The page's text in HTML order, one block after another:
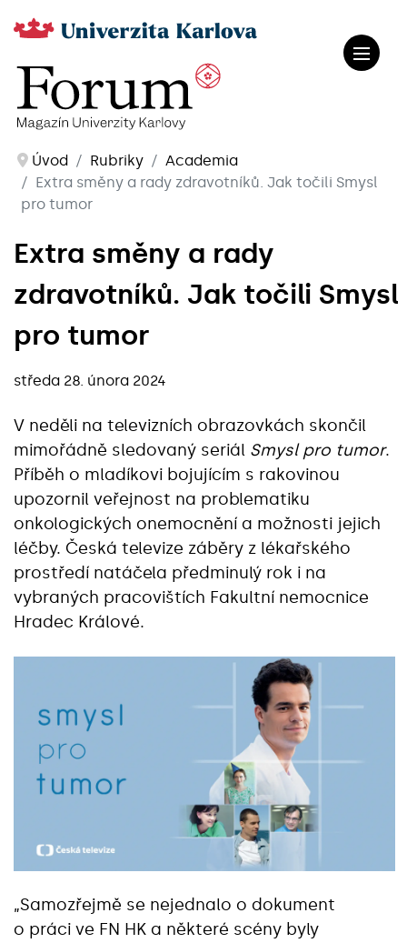
Úvod Rubriky
Academia
Extra směny a rady zdravotníků. Jak točili Smysl
pro tumor
Extra směny a rady
zdravotníků. Jak točili Smysl
pro tumor
středa 28. února 2024
V neděli na televizních obrazovkách skončil
mimořádně sledovaný seriál Smysl pro tumor.
Příběh o mladíkovi bojujícím s rakovinou
upozornil veřejnost na problematiku
onkologických onemocnění a možnosti jejich
léčby. Česká televize záběry z lékařského
prostředí natáčela předminulý rok i na
vybraných pracovištích Fakultní nemocnice
Hradec Králové.
„Samozřejmě se nejednalo o dokument
o práci ve FN HK a některé scény byly